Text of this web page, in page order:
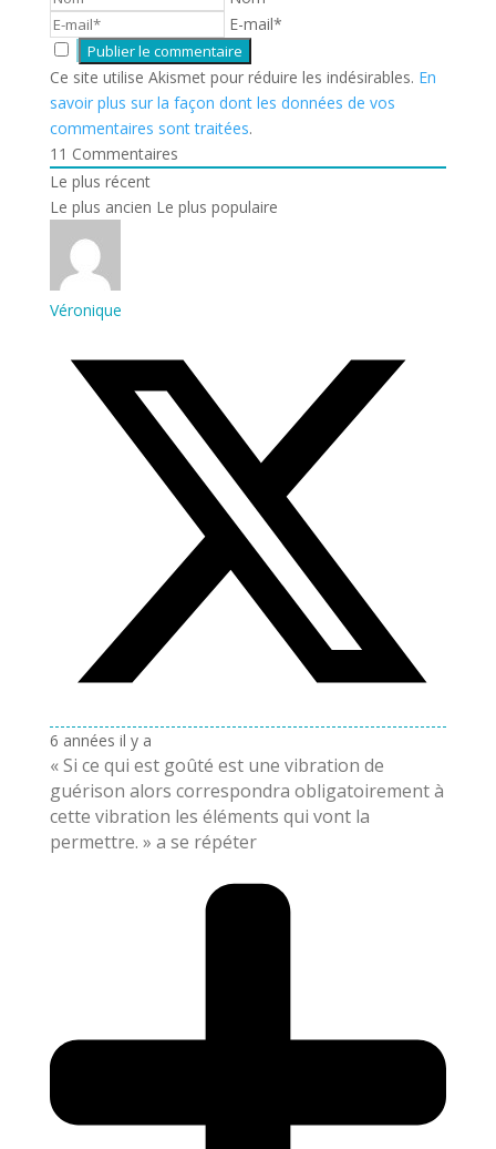
E-mail*
Ce site utilise Akismet pour réduire les indésirables. En
savoir plus sur la façon dont les données de vos
commentaires sont traitées.
11 Commentaires
Le plus récent
Le plus ancien Le plus populaire
Véronique
6 années il y a
« Si ce qui est goûté est une vibration de
guérison alors correspondra obligatoirement à
cette vibration les éléments qui vont la
permettre. » a se répéter